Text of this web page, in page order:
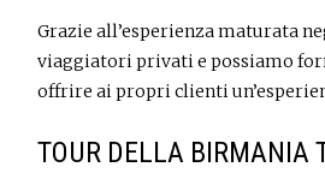
Grazie all’esperienza maturata
viaggiatori privati e possiamo
offrire ai propri clienti
TOUR DELLA BIRMANIA